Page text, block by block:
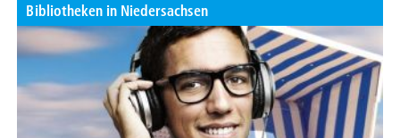
Bibliotheken in Niedersachsen